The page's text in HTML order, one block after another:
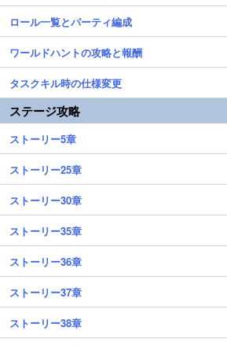
ロール一覧とパーティ編成
ワールドハントの攻略と報酬
タスクキル時の仕様変更
ステージ攻略
ストーリー5章
ストーリー25章
ストーリー30章
ストーリー35章
ストーリー36章
ストーリー37章
ストーリー38章